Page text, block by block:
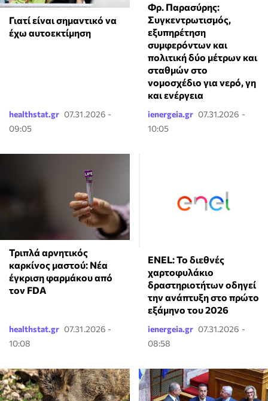
Γιατί είναι σημαντικό να
έχω αυτοεκτίμηση
healthstat.gr 07.31.2026 -
09:05
Φρ. Παρασύρης:
Συγκεντρωτισμός,
εξυπηρέτηση
συμφερόντων και
πολιτική δύο μέτρων και
σταθμών στο
νομοσχέδιο για νερό, γη
και ενέργεια
ienergeia.gr 07.31.2026 -
10:05
Τριπλά αρνητικός
καρκίνος μαστού: Νέα
έγκριση φαρμάκου από
τον FDA
healthstat.gr 07.31.2026 -
10:08
ENEL: Το διεθνές
χαρτοφυλάκιο
δραστηριοτήτων οδηγεί
την ανάπτυξη στο πρώτο
εξάμηνο του 2026
ienergeia.gr 07.31.2026 -
08:58